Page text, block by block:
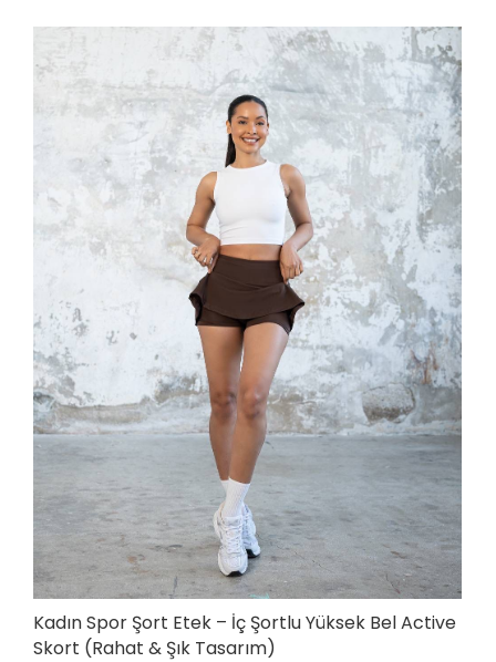
Kadın Spor Şort Etek – İç Şortlu Yüksek Bel Active
Skort (Rahat & Şık Tasarım)